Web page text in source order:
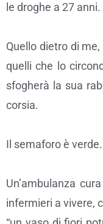
le droghe a 27
Quello dietro di
quelli che lo
sfogherà la sua
corsia.
Il semaforo è verde.
Un’ambulanza
infermieri a vivere,